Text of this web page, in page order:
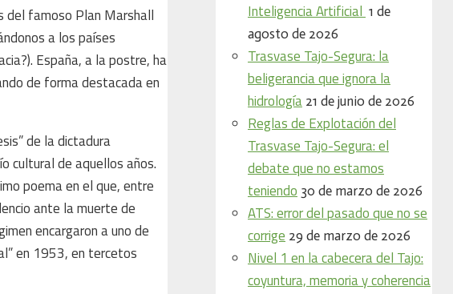
del famoso Plan Marshall
a los países
España, a la postre, ha
de forma destacada en
de la dictadura
cultural de aquellos años.
poema en el que, entre
ante la muerte de
encargaron a uno de
en 1953, en tercetos
Inteligencia Artificial 1 de
agosto de 2026
Trasvase Tajo-Segura: la
beligerancia que ignora la
hidrología 21 de junio de 2026
Reglas de Explotación del
Trasvase Tajo-Segura: el
debate que no estamos
teniendo 30 de marzo de 2026
ATS: error del pasado que no se
corrige 29 de marzo de 2026
Nivel 1 en la cabecera del Tajo:
coyuntura, memoria y coherencia